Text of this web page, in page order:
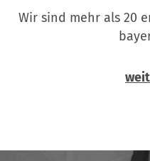
Wir sind mehr als 20